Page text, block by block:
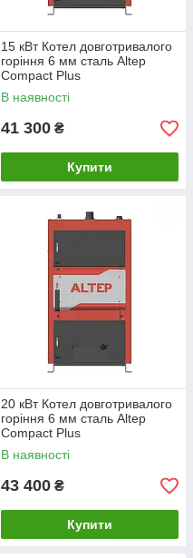
15 кВт Котел довготривалого
горіння 6 мм сталь Altep
Compact Plus
В наявності
41 300 ₴
Купити
20 кВт Котел довготривалого
горіння 6 мм сталь Altep
Compact Plus
В наявності
43 400 ₴
Купити